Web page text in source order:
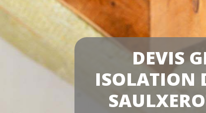
DEVIS
ISOLATION